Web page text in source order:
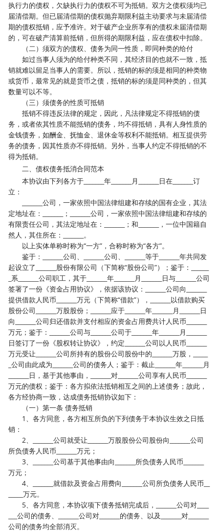
执行力的债权，欠缺执行力的债权不可为抵销。双方之债权须均已
届清偿期。但已届清偿期的债权抛弃期限利益主动要求与未届清偿
期的债权抵销，应予准许。对于破产企业所享有的债权未届清偿期
的，可在破产清算前抵销，但所得的期限利益，应在债权中扣除。
（二）须双方的债权、债务为同一性质，即同种类的给付
如过当事人须为的给付种类不同，其经济目的也就不一致，抵
销就难以留足当事人的需要。所以，抵销的标的须是相同的种类物
或货币，最常见的就是货币之债，抵销的标的须是同种类的，但其
数量可以不等。
（三）须债务的性质可抵销
抵销不得违反法律的规定，因此，凡法律规定不得抵销的债
务，或者依其性质不能抵销的债务，均不得抵销，具有人身性质的
金钱债务，如酬金、抚恤金、退休金等权利不能抵销。相互提供劳
务的债务，因其性质亦不得抵销。另外，当事人约定不得抵销的不
得为抵销。
二、债权债务抵消合同范本
本协议由下列各方于_______年_______月_______日在_______订
立：
_______公司，一家依照中国法律组建和存续的国有企业，其法
定地址在：_______；_______公司，一家依照中国法律组建和存续的
有限责任公司，其法定地址在：_______；和_______，一位中国籍自
然人，其住所在：_______。
以上实体单称时称为“一方”，合称时称为“各方”。
鉴于：_______公司、_______公司、_______等于_______年共同发
起设立了_______股份有限公司（下简称“股份公司”）；鉴于：______
_系_______公司职工，其于_______年_______月_______日与_______公司
签署了一份《资金占用协议》，依据该协议：_______公司向_______
提供借款人民币_______万元（下简称“借款”），_______以借款购买
股份公司_______万股股份；_______应于_______年_______月_______日
向_______公司归还借款并支付相应的资金占用费共计人民币_______
万元；鉴于：_______公司与_______公司于_______年_______月_______
日签订了一份《股权转让协议》，约定_______公司以人民币_______
万元受让_______公司所持有的股份公司股份中的_______万股，_____
_公司由此成为_______公司的债务人；鉴于：截止_______年_______月
_______日，基于其他事由，_______对_______公司享有人民币_______
万元的债权；鉴于：各方拟依法抵销相互之间的上述债务；故此，
各方经协商一致，达成债务抵销协议如下：
（一）第一条 债务抵销
1、各方同意，各方相互所负的下列债务于本协议生效之日抵
销：
2、_______公司就受让_______万股股份公司股份向_______公司
所负债务人民币_______万元；
3、_______公司基于其他事由向_______所负债务人民币_______
万元；
4、_______就借款及资金占用费向_______公司所负债务人民币__
_____万元。
5、各方同意，本协议项下债务抵销完成后，_______公司对____
___公司的债务、_______公司对_______的债务、以及_______对_______
公司的债务均全部消灭。